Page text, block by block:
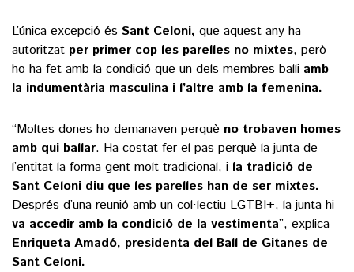
L’única excepció és Sant Celoni, que aquest any ha
autoritzat per primer cop les parelles no mixtes, però
ho ha fet amb la condició que un dels membres balli amb
la indumentària masculina i l’altre amb la femenina.
“Moltes dones ho demanaven perquè no trobaven homes
amb qui ballar. Ha costat fer el pas perquè la junta de
l’entitat la forma gent molt tradicional, i la tradició de
Sant Celoni diu que les parelles han de ser mixtes.
Després d’una reunió amb un col·lectiu LGTBI+, la junta hi
va accedir amb la condició de la vestimenta”, explica
Enriqueta Amadó, presidenta del Ball de Gitanes de
Sant Celoni.